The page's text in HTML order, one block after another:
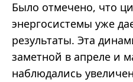
Было отмечено, что
энергосистемы уже
результаты. Эта
заметной в апреле и
наблюдались